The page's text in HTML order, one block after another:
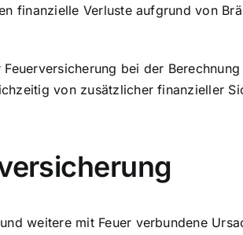
finanzielle Verluste aufgrund von
bei der
von zusätzlicher finanzieller
weitere mit Feuer verbundene